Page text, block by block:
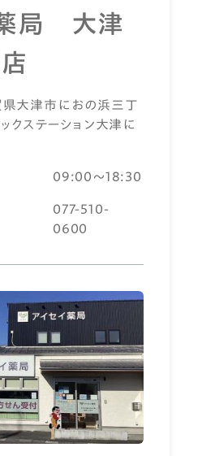
局 大津
大津市におの浜三丁
ックステーション大津に
09:00～18:30
077-510-
0600